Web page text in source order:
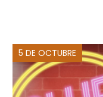
5 DE OCTUBRE